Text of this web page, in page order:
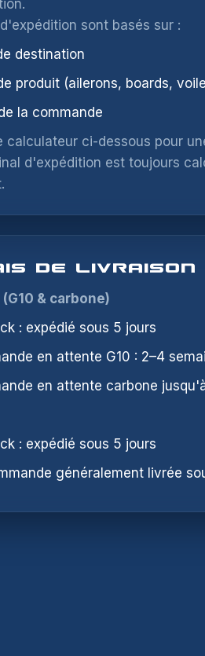
sont basés sur :
destination
produit (ailerons, boards,
la commande
calculateur ci-dessous pour
d'expédition est toujours
DE LIVRAISON
& carbone)
: expédié sous 5 jours
en attente G10 : 2–4
en attente carbone
: expédié sous 5 jours
généralement livrée